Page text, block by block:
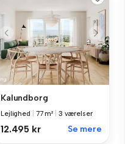
Kalundborg
Lejlighed 77 m² 3 værelser
12.495 kr Se mere